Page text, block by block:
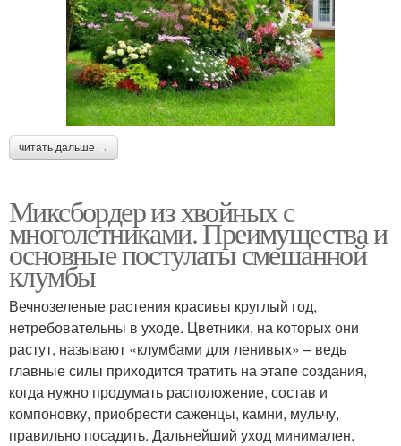
читать дальше →
Миксбордер из хвойных с
многолетниками. Преимущества и
основные постулаты смешанной
клумбы
Вечнозеленые растения красивы круглый год,
нетребовательны в уходе. Цветники, на которых они
растут, называют «клумбами для ленивых» – ведь
главные силы приходится тратить на этапе создания,
когда нужно продумать расположение, состав и
компоновку, приобрести саженцы, камни, мульчу,
правильно посадить. Дальнейший уход минимален.